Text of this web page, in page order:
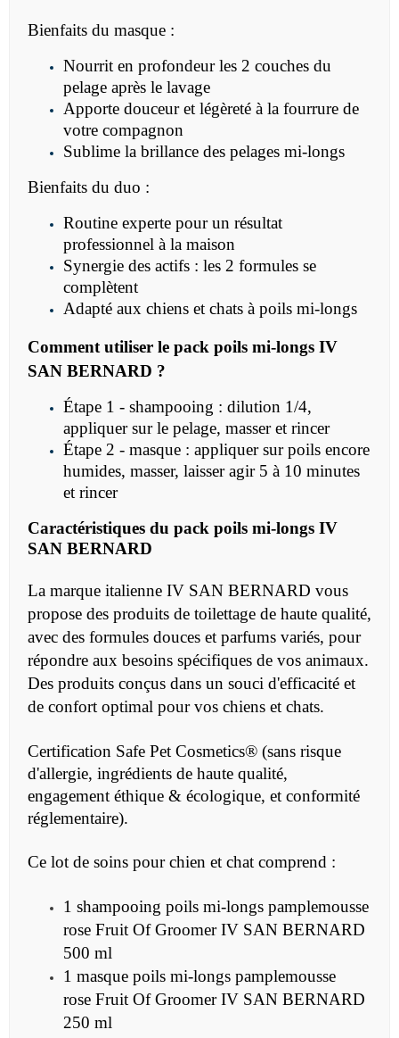
Bienfaits du masque :
Nourrit en profondeur les 2 couches du
pelage après le lavage
Apporte douceur et légèreté à la fourrure de
votre compagnon
Sublime la brillance des pelages mi-longs
Bienfaits du duo :
Routine experte pour un résultat
professionnel à la maison
Synergie des actifs : les 2 formules se
complètent
Adapté aux chiens et chats à poils mi-longs
Comment utiliser le pack poils mi-longs IV
SAN BERNARD ?
Étape 1 - shampooing : dilution 1/4,
appliquer sur le pelage, masser et rincer
Étape 2 - masque : appliquer sur poils encore
humides, masser, laisser agir 5 à 10 minutes
et rincer
Caractéristiques du pack poils mi-longs IV
SAN BERNARD
La marque italienne IV SAN BERNARD vous
propose des produits de toilettage de haute qualité,
avec des formules douces et parfums variés, pour
répondre aux besoins spécifiques de vos animaux.
Des produits conçus dans un souci d'efficacité et
de confort optimal pour vos chiens et chats.
Certification Safe Pet Cosmetics® (sans risque
d'allergie, ingrédients de haute qualité,
engagement éthique & écologique, et conformité
réglementaire).
Ce lot de soins pour chien et chat comprend :
1 shampooing poils mi-longs pamplemousse
rose Fruit Of Groomer IV SAN BERNARD
500 ml
1 masque poils mi-longs pamplemousse
rose Fruit Of Groomer IV SAN BERNARD
250 ml